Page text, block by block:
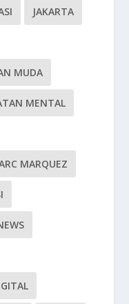
JAKARTA
MUDA
MENTAL
MARQUEZ